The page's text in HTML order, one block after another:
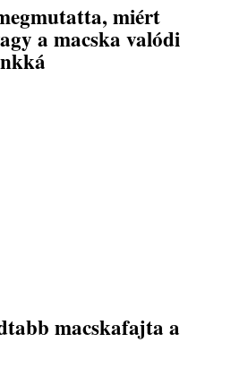
miért
a macska valódi
macskafajta a